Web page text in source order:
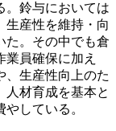
。鈴与においては
生産性を維持・向
た。その中でも倉
員確保に加え
、生産性向上のた
人材育成を基本と
している。